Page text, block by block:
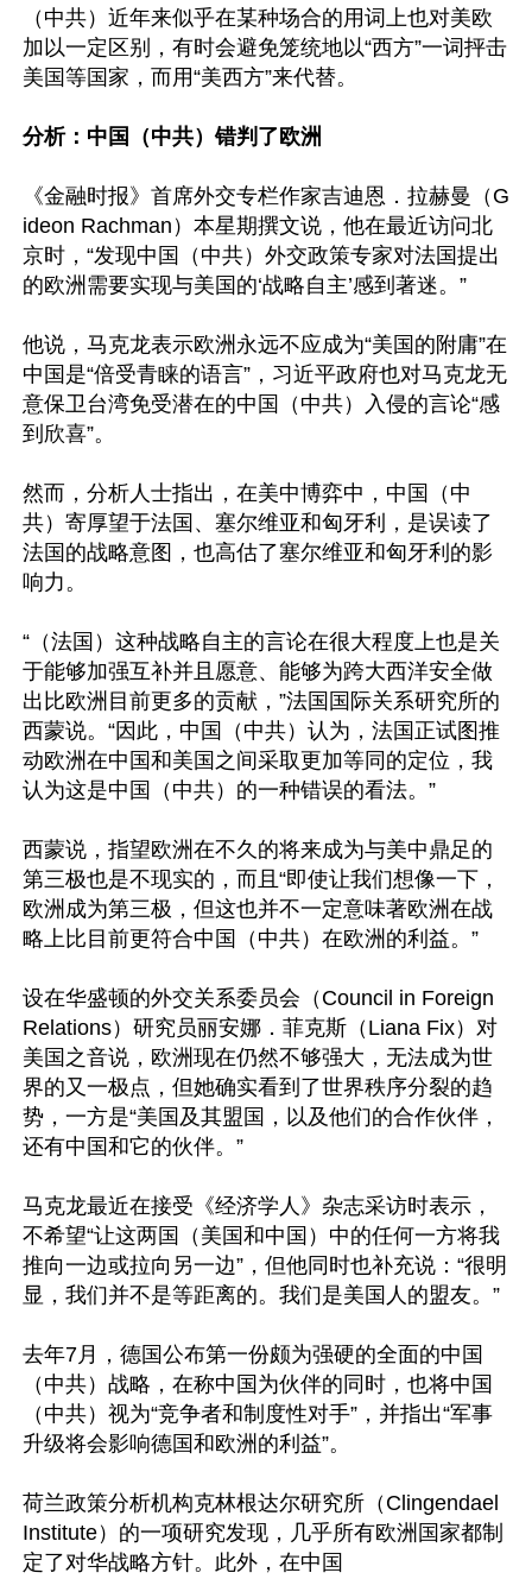
（中共）近年来似乎在某种场合的用词上也对美欧
加以一定区别，有时会避免笼统地以“西方”一词抨击
美国等国家，而用“美西方”来代替。
分析：中国（中共）错判了欧洲
《金融时报》首席外交专栏作家吉迪恩．拉赫曼（G
ideon Rachman）本星期撰文说，他在最近访问北
京时，“发现中国（中共）外交政策专家对法国提出
的欧洲需要实现与美国的‘战略自主’感到著迷。”
他说，马克龙表示欧洲永远不应成为“美国的附庸”在
中国是“倍受青睐的语言”，习近平政府也对马克龙无
意保卫台湾免受潜在的中国（中共）入侵的言论“感
到欣喜”。
然而，分析人士指出，在美中博弈中，中国（中
共）寄厚望于法国、塞尔维亚和匈牙利，是误读了
法国的战略意图，也高估了塞尔维亚和匈牙利的影
响力。
“（法国）这种战略自主的言论在很大程度上也是关
于能够加强互补并且愿意、能够为跨大西洋安全做
出比欧洲目前更多的贡献，”法国国际关系研究所的
西蒙说。“因此，中国（中共）认为，法国正试图推
动欧洲在中国和美国之间采取更加等同的定位，我
认为这是中国（中共）的一种错误的看法。”
西蒙说，指望欧洲在不久的将来成为与美中鼎足的
第三极也是不现实的，而且“即使让我们想像一下，
欧洲成为第三极，但这也并不一定意味著欧洲在战
略上比目前更符合中国（中共）在欧洲的利益。”
设在华盛顿的外交关系委员会（Council in Foreign
Relations）研究员丽安娜．菲克斯（Liana Fix）对
美国之音说，欧洲现在仍然不够强大，无法成为世
界的又一极点，但她确实看到了世界秩序分裂的趋
势，一方是“美国及其盟国，以及他们的合作伙伴，
还有中国和它的伙伴。”
马克龙最近在接受《经济学人》杂志采访时表示，
不希望“让这两国（美国和中国）中的任何一方将我
推向一边或拉向另一边”，但他同时也补充说：“很明
显，我们并不是等距离的。我们是美国人的盟友。”
去年7月，德国公布第一份颇为强硬的全面的中国
（中共）战略，在称中国为伙伴的同时，也将中国
（中共）视为“竞争者和制度性对手”，并指出“军事
升级将会影响德国和欧洲的利益”。
荷兰政策分析机构克林根达尔研究所（Clingendael
Institute）的一项研究发现，几乎所有欧洲国家都制
定了对华战略方针。此外，在中国